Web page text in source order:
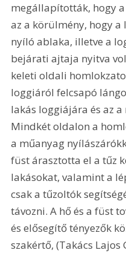
megállapították, hogy
az a körülmény, hogy a
nyíló ablaka, illetve a
bejárati ajtaja nyitva
keleti oldali
loggiáról felcsapó
lakás loggiájára és az
Mindkét oldalon a
a műanyag
füst árasztotta el a tűz
lakásokat, valamint a
csak a tűzoltók
távozni. A hő és a füst
és elősegítő tényezők
szakértő, (Takács